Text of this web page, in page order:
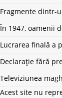
Fragmente dintr-
În 1947, oamenii
Lucrarea finală a
Declarație fără
Televiziunea
Acest site nu